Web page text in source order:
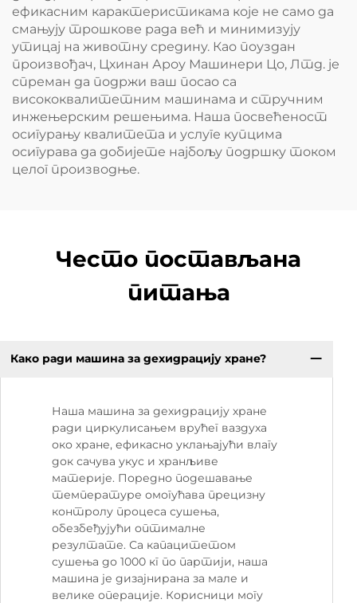
ефикасним карактеристикама које не само да
смањују трошкове рада већ и минимизују
утицај на животну средину. Као поуздан
произвођач, Цхинан Ароу Машинери Цо, Лтд. је
спреман да подржи ваш посао са
висококвалитетним машинама и стручним
инжењерским решењима. Наша посвећеност
осигурању квалитета и услуге купцима
осигурава да добијете најбољу подршку током
целог производње.
Често постављана
питања
Како ради машина за дехидрацију хране?
Наша машина за дехидрацију хране
ради циркулисањем врућег ваздуха
око хране, ефикасно уклањајући влагу
док сачува укус и хранљиве
материје. Поредно подешавање
температуре омогућава прецизну
контролу процеса сушења,
обезбеђујући оптималне
резултате. Са капацитетом
сушења до 1000 кг по партији, наша
машина је дизајнирана за мале и
велике операције. Корисници могу